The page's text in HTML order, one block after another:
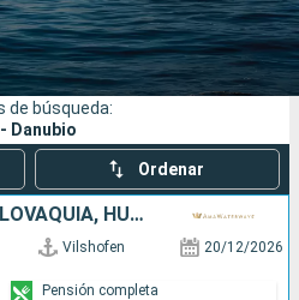
Compañías
Buscar
de búsqueda:
Danubio
Ordenar
ALEMANIA, AUSTRIA, ESLOVAQUIA, HUNGRÍA
Vilshofen 20/12/2026
Pensión completa